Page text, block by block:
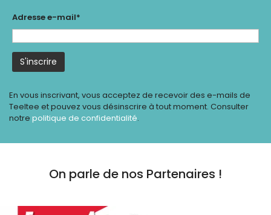
Adresse e-mail*
En vous inscrivant, vous acceptez de recevoir des e-mails de
Teeltee et pouvez vous désinscrire à tout moment. Consulter
notre politique de confidentialité.
On parle de nos Partenaires !